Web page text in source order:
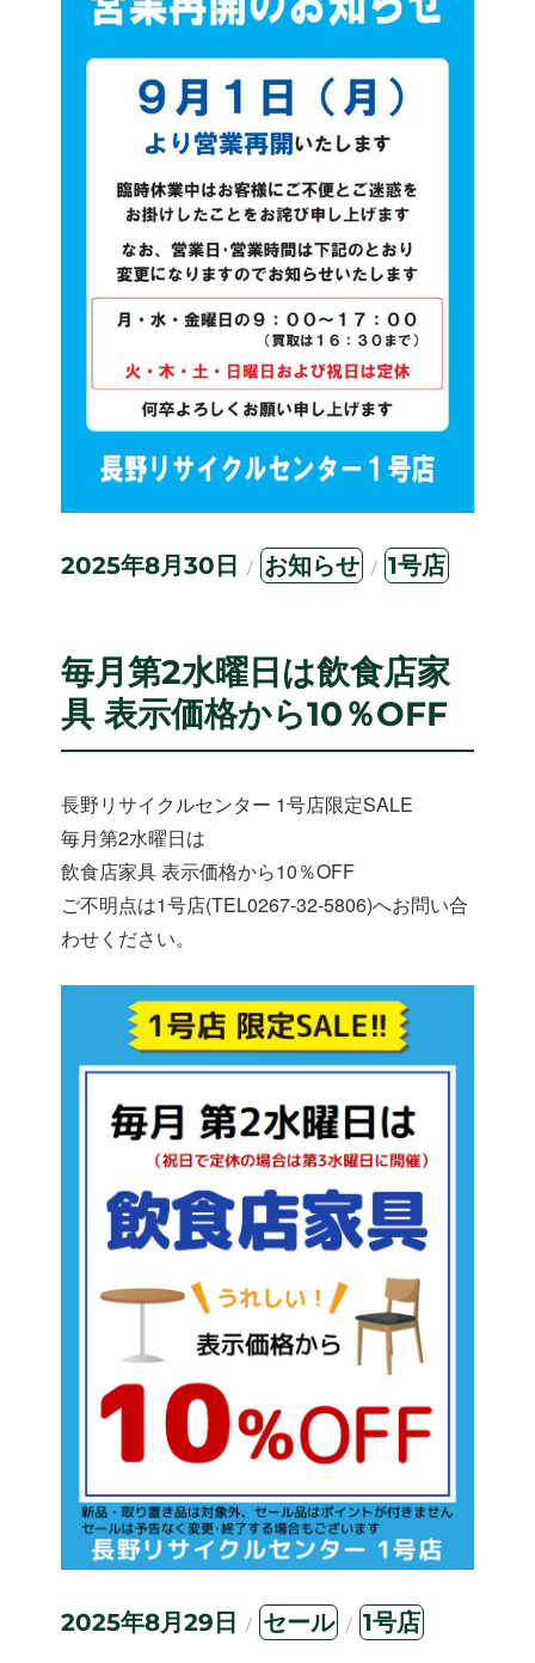
投
2025年8月30日
カ
テ
ー
お知らせ
タ
グ
1号店
毎月第2水曜日は飲食店家
具 表示価格から10％OFF
長野リサイクルセンター 1号店限定SALE
毎月第2水曜日は
飲食店家具 表示価格から10％OFF
ご不明点は1号店(TEL0267-32-5806)へお問い合
わせください。
投
2025年8月29日
カ
テ
セール
タ
グ
1号店